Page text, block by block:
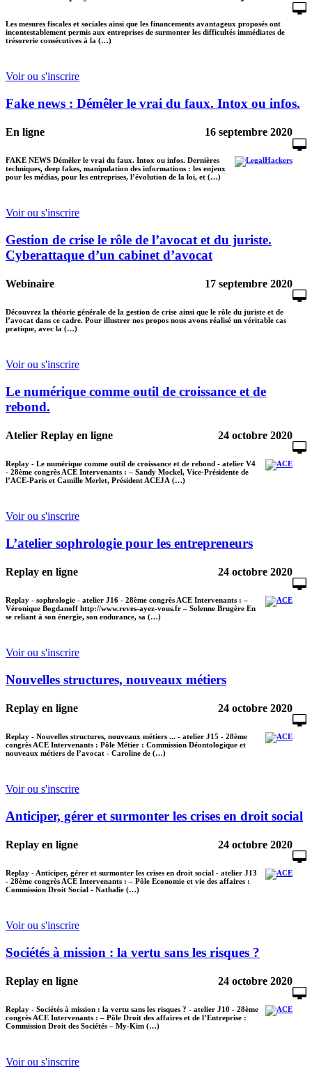
Les mesures fiscales et sociales ainsi que les financements avantageux proposés ont
incontestablement permis aux entreprises de surmonter les difficultés immédiates de
trésorerie consécutives à la (…)
Voir ou s'inscrire
Fake news : Démêler le vrai du faux. Intox ou infos.
En ligne 16 septembre 2020
FAKE NEWS Démêler le vrai du faux. Intox ou infos. Dernières
techniques, deep fakes, manipulation des informations : les enjeux
pour les médias, pour les entreprises, l’évolution de la loi, et (…)
Voir ou s'inscrire
Gestion de crise le rôle de l’avocat et du juriste.
Cyberattaque d’un cabinet d’avocat
Webinaire 17 septembre 2020
Découvrez la théorie générale de la gestion de crise ainsi que le rôle du juriste et de
l’avocat dans ce cadre. Pour illustrer nos propos nous avons réalisé un véritable cas
pratique, avec la (…)
Voir ou s'inscrire
Le numérique comme outil de croissance et de
rebond.
Atelier Replay en ligne 24 octobre 2020
Replay - Le numérique comme outil de croissance et de rebond - atelier V4
- 28ème congrès ACE Intervenants : – Sandy Mockel, Vice-Présidente de
l’ACE-Paris et Camille Merlet, Président ACEJA (…)
Voir ou s'inscrire
L’atelier sophrologie pour les entrepreneurs
Replay en ligne 24 octobre 2020
Replay - sophrologie - atelier J16 - 28ème congrès ACE Intervenants : –
Véronique Bogdanoff http://www.reves-ayez-vous.fr – Solenne Brugère En
se reliant à son énergie, son endurance, sa (…)
Voir ou s'inscrire
Nouvelles structures, nouveaux métiers
Replay en ligne 24 octobre 2020
Replay - Nouvelles structures, nouveaux métiers ... - atelier J15 - 28ème
congrès ACE Intervenants : Pôle Métier : Commission Déontologique et
nouveaux métiers de l’avocat - Caroline de (…)
Voir ou s'inscrire
Anticiper, gérer et surmonter les crises en droit social
Replay en ligne 24 octobre 2020
Replay - Anticiper, gérer et surmonter les crises en droit social - atelier J13
- 28ème congrès ACE Intervenants : – Pôle Economie et vie des affaires :
Commission Droit Social - Nathalie (…)
Voir ou s'inscrire
Sociétés à mission : la vertu sans les risques ?
Replay en ligne 24 octobre 2020
Replay - Sociétés à mission : la vertu sans les risques ? - atelier J10 - 28ème
congrès ACE Intervenants : – Pôle Droit des affaires et de l’Entreprise :
Commission Droit des Sociétés – My-Kim (…)
Voir ou s'inscrire